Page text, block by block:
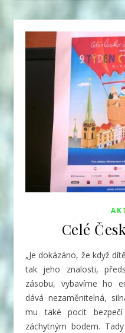
Celé
„Je dokázáno, že když dítěti pravidelně čteme, rozvíjíme
tak jeho znalosti,
zásobu, vybavíme ho
dává nezaměnitelná,
mu také pocit
záchytným bodem.